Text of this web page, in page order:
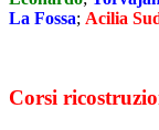
La Fossa; Acilia
Corsi